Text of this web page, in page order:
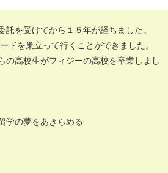
を受けてから１５年が経ちました。
ドを巣立って行くことができました。
の高校生がフィジーの高校を卒業しまし
学の夢をあきらめる